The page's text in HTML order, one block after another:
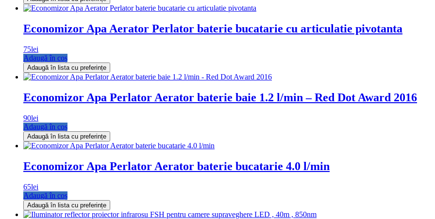
Economizor Apa Aerator Perlator baterie bucatarie cu articulatie pivotanta
75lei
Adaugă în coș
Adaugă în lista cu preferințe
Economizor Apa Perlator Aerator baterie baie 1.2 l/min – Red Dot Award 2016
90lei
Adaugă în coș
Adaugă în lista cu preferințe
Economizor Apa Perlator Aerator baterie bucatarie 4.0 l/min
65lei
Adaugă în coș
Adaugă în lista cu preferințe